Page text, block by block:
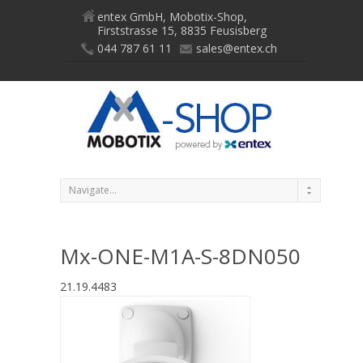
entex GmbH, Mobotix-Shop,
Firststrasse 15, 8835 Feusisberg
044 787 61 11
sales@entex.ch
Mx-ONE-M1A-S-8DN050
21.19.4483